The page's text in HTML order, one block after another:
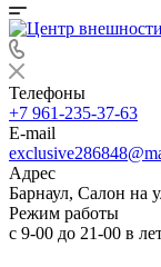
Телефоны
+7 961-235-37-63
E-mail
Адрес
Барнаул, Салон на
Режим работы
с 9-00 до 21-00 в